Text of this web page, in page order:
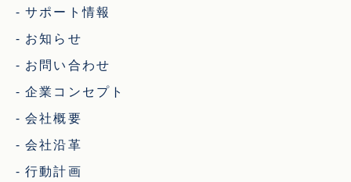
サポート情報
お知らせ
お問い合わせ
企業コンセプト
会社概要
会社沿革
行動計画